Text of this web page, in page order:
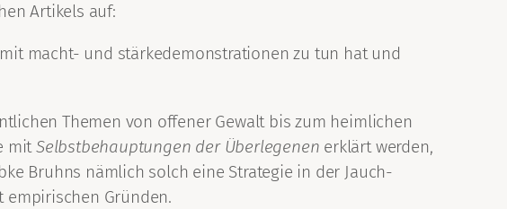
Artikels auf:
macht- und stärkedemonstrationen zu tun hat und
Themen von offener Gewalt bis zum heimlichen
mit Selbstbehauptungen der Überlegenen erklärt werden,
Bruhns nämlich solch eine Strategie in der Jauch-
empirischen Gründen.